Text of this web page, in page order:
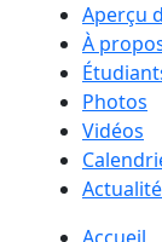
Aperçu
À
Photos
Vidéos